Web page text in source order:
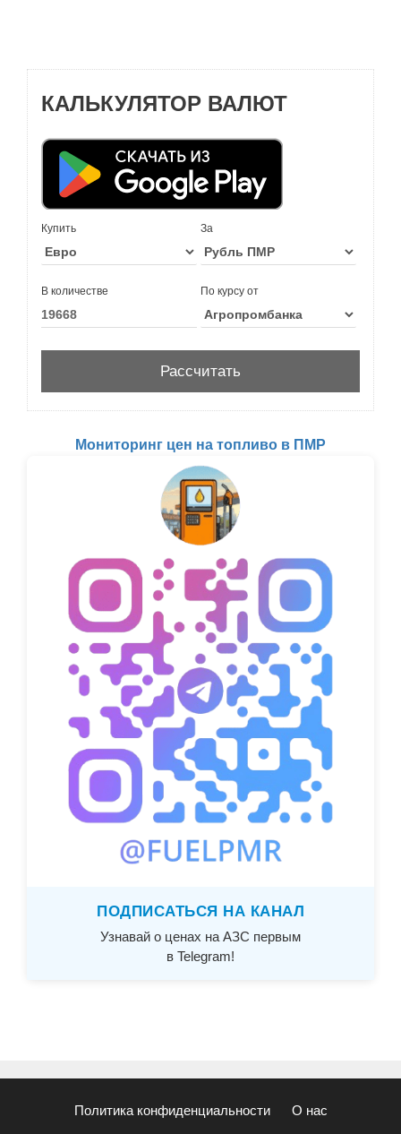
КАЛЬКУЛЯТОР ВАЛЮТ
Купить За
В количестве По курсу от
Мониторинг цен на топливо в ПМР
ПОДПИСАТЬСЯ НА КАНАЛ
Узнавай о ценах на АЗС первым
в Telegram!
Политика конфиденциальности О нас